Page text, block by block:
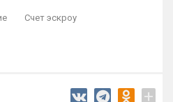
Счет эскроу
+